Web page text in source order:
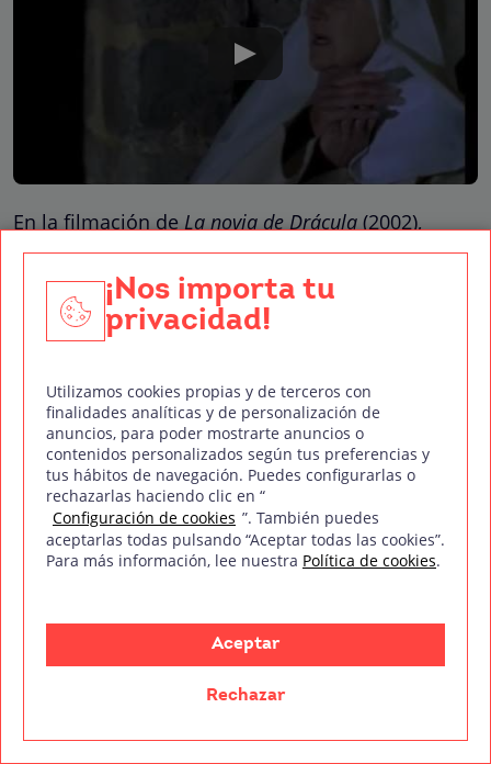
En la filmación de La novia de Drácula (2002),
Rollin estaba recibiendo diálisis por una
enfermedad renal y durante varios períodos de
tiempo tuvo que ausentarse del rodaje.
Finalmente, mientras se realizaba la
el director recibió un trasplante de riñón. La
película de estrenó con relativo éxito en cines el
14 de agosto de 2002.
Tras un periodo de descanso, Jean Rollin
regresaría conLa nuit des horloges(2007), una
cinta en la que el director realiza un trabajo de
los elementos simbólicos de su obra: mujeres
hermosas, estatuas, relojes y, por supuesto,
¡Nos importa tu
privacidad!
Utilizamos cookies propias y de terceros con
finalidades analíticas y de personalización de
anuncios, para poder mostrarte anuncios o
contenidos personalizados según tus preferencias y
tus hábitos de navegación. Puedes configurarlas o
rechazarlas haciendo clic en “
Configuración de cookies ”. También puedes
aceptarlas todas pulsando “Aceptar todas las cookies”.
Para más información, lee nuestra Política de cookies.
Aceptar
Rechazar